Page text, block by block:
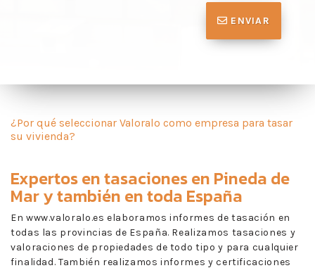
ENVIAR
¿Por qué seleccionar Valoralo como empresa para tasar
su vivienda?
Expertos entasaciones en Pineda de
Mary también en toda España
En www.valoralo.es elaboramos informes de tasación en
todas las provincias de España. Realizamos tasaciones y
valoraciones de propiedades de todo tipo y para cualquier
finalidad. También realizamos informes y certificaciones